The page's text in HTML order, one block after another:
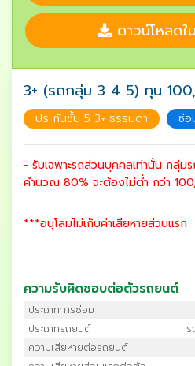
ดาวน์โหลดใ
3+ (รถกลุ่ม 3 4 5) ทุน
ประกันชั้น 5 3+ ธรรมดา ซ่อ
- รับเฉพาะรถส่วนบุคคลเท่านั้น กลุ่
คำนวณ 80% จะต้องไม่ต่ำ กว่า
***อนุโลมไม่เก็บค่าเสียหายส่วนแรก
ความรับผิดชอบต่อตัวรถยนต์
ประเภทการซ่อม
ประเภทรถยนต์
ความเสียหายต่อรถยนต์